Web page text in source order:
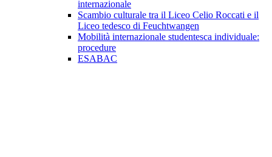
internazionale
Scambio culturale tra il Liceo Celio Roccati e il
Liceo tedesco di Feuchtwangen
Mobilità internazionale studentesca individuale:
procedure
ESABAC